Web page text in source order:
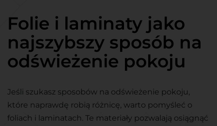
Folie i laminaty jako
najszybszy sposób na
odświeżenie pokoju
Jeśli szukasz sposobów na odświeżenie pokoju,
które naprawdę robią różnicę, warto pomyśleć o
foliach i laminatach. Te materiały pozwalają osiągnąć